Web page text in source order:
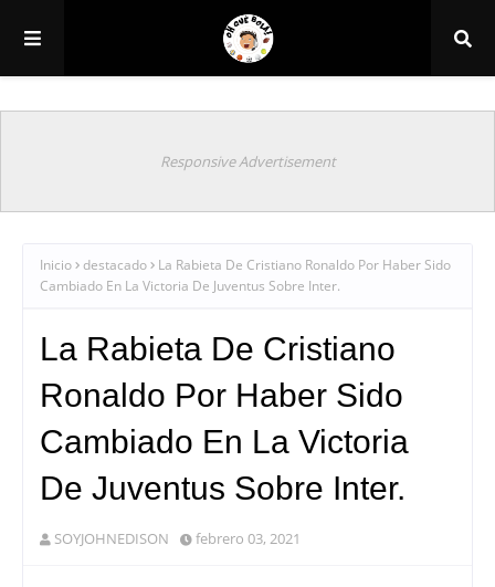
Responsive Advertisement
Inicio destacado
La Rabieta De Cristiano Ronaldo Por Haber Sido
Cambiado En La Victoria De Juventus Sobre Inter.
La Rabieta De Cristiano
Ronaldo Por Haber Sido
Cambiado En La Victoria
De Juventus Sobre Inter.
SOYJOHNEDISON febrero 03, 2021